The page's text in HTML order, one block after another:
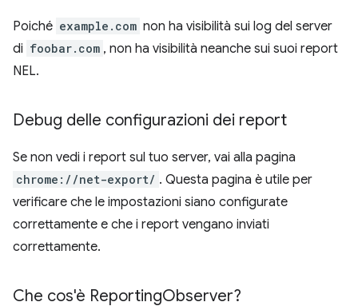
Poiché example.com non ha visibilità sui log del server
di foobar.com , non ha visibilità neanche sui suoi report
NEL.
Debug delle configurazioni dei report
Se non vedi i report sul tuo server, vai alla pagina
chrome://net-export/ . Questa pagina è utile per
verificare che le impostazioni siano configurate
correttamente e che i report vengano inviati
correttamente.
Che cos'è ReportingObserver?